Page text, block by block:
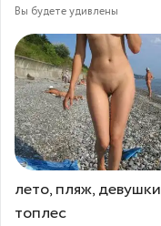
Вы будете удивлены
лето, пляж, девушки
топлес